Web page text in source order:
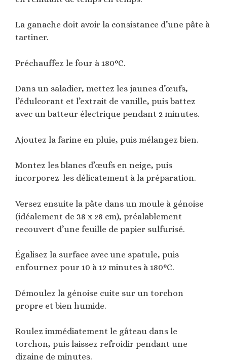
La ganache doit avoir la consistance d’une pâte à
tartiner.
Préchauffez le four à 180°C.
Dans un saladier, mettez les jaunes d’œufs,
l’édulcorant et l’extrait de vanille, puis battez
avec un batteur électrique pendant 2 minutes.
Ajoutez la farine en pluie, puis mélangez bien.
Montez les blancs d’œufs en neige, puis
incorporez-les délicatement à la préparation.
Versez ensuite la pâte dans un moule à génoise
(idéalement de 38 x 28 cm), préalablement
recouvert d’une feuille de papier sulfurisé.
Égalisez la surface avec une spatule, puis
enfournez pour 10 à 12 minutes à 180°C.
Démoulez la génoise cuite sur un torchon
propre et bien humide.
Roulez immédiatement le gâteau dans le
torchon, puis laissez refroidir pendant une
dizaine de minutes.